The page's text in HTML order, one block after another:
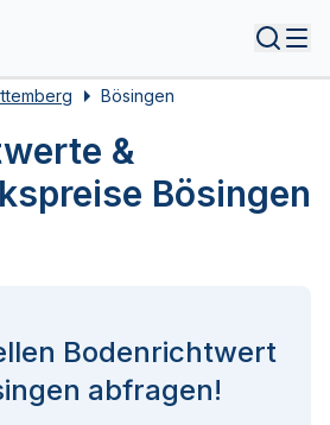
Bösingen
&
Bösingen
Bodenrichtwert
abfragen!